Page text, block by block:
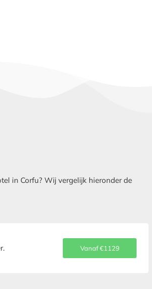
in Corfu? Wij vergelijk hieronder de
Vanaf €1129